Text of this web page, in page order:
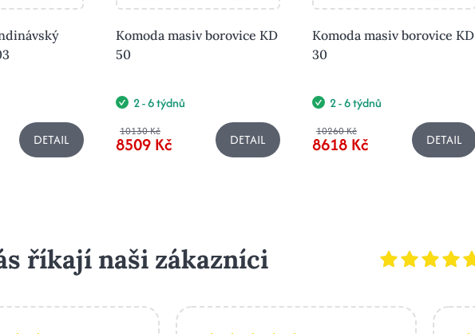
DETAIL
Komoda masiv borovice KD
50
2 - 6 týdnů
10130 Kč
8509 Kč DETAIL
Komoda masiv borovice KD
30
2 - 6 týdnů
10260 Kč
8618 Kč DETAIL
říkají naši zákazníci